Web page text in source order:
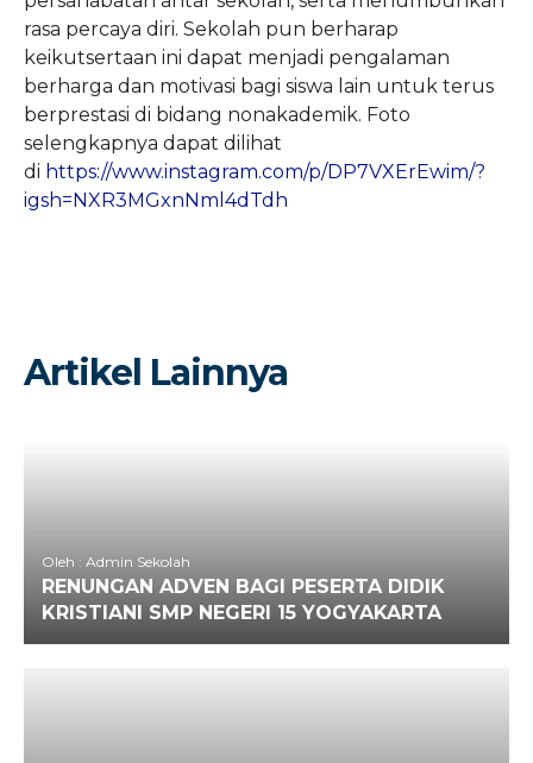
rasa percaya diri. Sekolah pun berharap
keikutsertaan ini dapat menjadi pengalaman
berharga dan motivasi bagi siswa lain untuk terus
berprestasi di bidang nonakademik. Foto
selengkapnya dapat dilihat
di https://www.instagram.com/p/DP7VXErEwim/?
igsh=NXR3MGxnNml4dTdh
Artikel Lainnya
Oleh : Admin Sekolah
RENUNGAN ADVEN BAGI PESERTA DIDIK
KRISTIANI SMP NEGERI 15 YOGYAKARTA